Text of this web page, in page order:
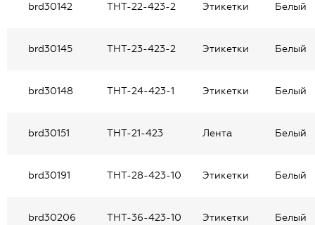
brd30142 THT-22-423-2 Этикетки Белый
brd30145 THT-23-423-2 Этикетки Белый
brd30148 THT-24-423-1 Этикетки Белый
brd30151 THT-21-423 Лента Белый
brd30191 THT-28-423-10 Этикетки Белый
brd30206 THT-36-423-10 Этикетки Белый